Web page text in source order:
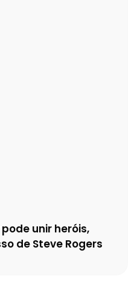
unir heróis,
de Steve Rogers